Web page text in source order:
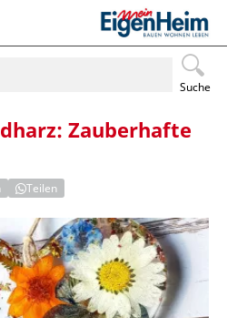
Suche
Zauberhafte
Teilen